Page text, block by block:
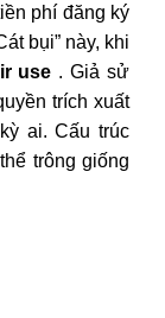
phí đăng ký
bụi” này, khi
use . Giả sử
trích xuất
ai. Cấu trúc
trông giống